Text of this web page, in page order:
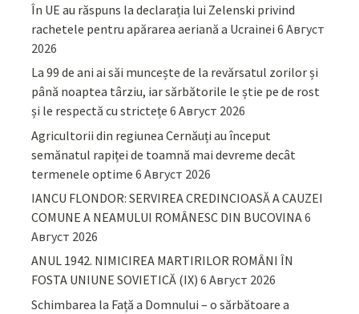
În UE au răspuns la declarația lui Zelenski privind
rachetele pentru apărarea aeriană a Ucrainei 6 Август
2026
La 99 de ani ai săi muncește de la revărsatul zorilor și
până noaptea târziu, iar sărbătorile le știe pe de rost
și le respectă cu strictețe 6 Август 2026
Agricultorii din regiunea Cernăuți au început
semănatul rapiței de toamnă mai devreme decât
termenele optime 6 Август 2026
IANCU FLONDOR: SERVIREA CREDINCIOASĂ A CAUZEI
COMUNE A NEAMULUI ROMÂNESC DIN BUCOVINA6
Август 2026
ANUL 1942. NIMICIREA MARTIRILOR ROMÂNI ÎN
FOSTA UNIUNE SOVIETICĂ (IX) 6 Август 2026
Schimbarea la Față a Domnului – o sărbătoare a